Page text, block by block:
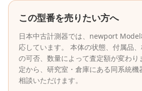
この型番を売りたい方へ
日本中古計測器では、 newport
応しています。 本体の状態、付属品
の可否、数量によって査定額が変わり
定から、研究室・倉庫にある同系統
相談いただけます。